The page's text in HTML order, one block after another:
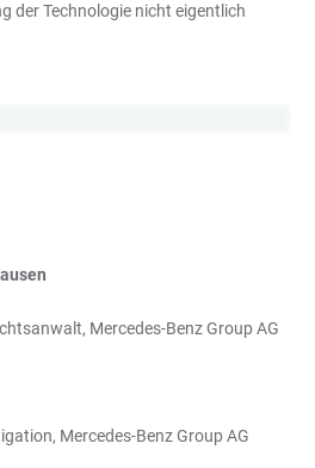
der Technologie nicht eigentlich
Mercedes-Benz Group AG
Mercedes-Benz Group AG